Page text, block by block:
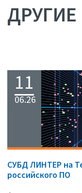
11
06.26
СУБД ЛИНТЕР на
российского ПО